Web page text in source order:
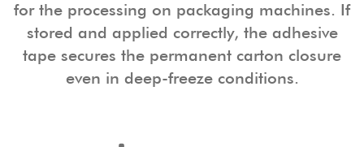
for the processing on packaging machines. If
stored and applied correctly, the adhesive
tape secures the permanent carton closure
even in deep-freeze conditions.